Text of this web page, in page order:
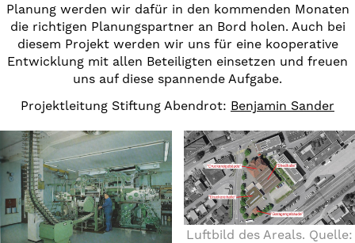
Planung werden wir dafür in den kommenden Monaten
die richtigen Planungspartner an Bord holen. Auch bei
diesem Projekt werden wir uns für eine kooperative
Entwicklung mit allen Beteiligten einsetzen und freuen
uns auf diese spannende Aufgabe.
Projektleitung Stiftung Abendrot: Benjamin Sander
Luftbild des Areals. Quelle: